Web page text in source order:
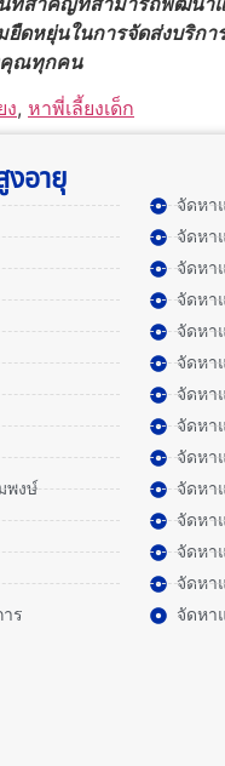
หยุ่นในการจัดส่งบริกา
คุณทุกคน
ง, หาพี่เลี้ยงเด็ก
งอายุ
พงษ์
ร
จัดหา
จัดหา
จัดหา
จัดหา
จัดหา
จัดหา
จัดหา
จัดหา
จัดหา
จัดหา
จัดหา
จัดหา
จัดหา
จัดหา